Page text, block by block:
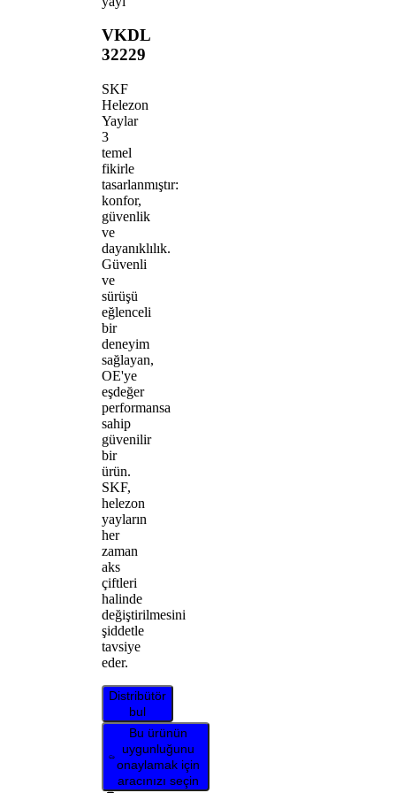
VKDL
32229
SKF
Helezon
Yaylar
3
temel
fikirle
tasarlanmıştır:
konfor,
güvenlik
ve
dayanıklılık.
Güvenli
ve
sürüşü
eğlenceli
bir
deneyim
sağlayan,
OE'ye
eşdeğer
performansa
sahip
güvenilir
bir
ürün.
SKF,
helezon
yayların
her
zaman
aks
çiftleri
halinde
değiştirilmesini
şiddetle
tavsiye
eder.
Distribütör
bul
Bu ürünün
uygunluğunu
onaylamak için
aracınızı seçin